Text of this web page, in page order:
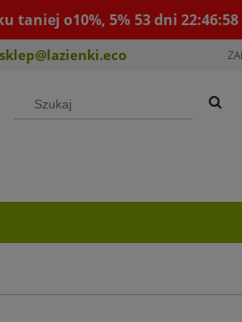
taniej o10%, 5% 53dni22:46:57
sklep@lazienki.eco